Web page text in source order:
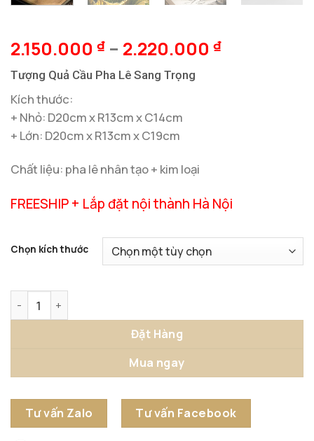
2.150.000 ₫ – 2.220.000 ₫
Tượng Quả Cầu Pha Lê Sang Trọng
Kích thước:
+ Nhỏ: D20cm x R13cm x C14cm
+ Lớn: D20cm x R13cm x C19cm
Chất liệu: pha lê nhân tạo + kim loại
FREESHIP + Lắp đặt nội thành Hà Nội
Chọn kích thước
Tượng Quả Cầu Pha Lê Sang Trọng số lượng
Đặt Hàng
Mua ngay
Tư vấn Zalo Tư vấn Facebook